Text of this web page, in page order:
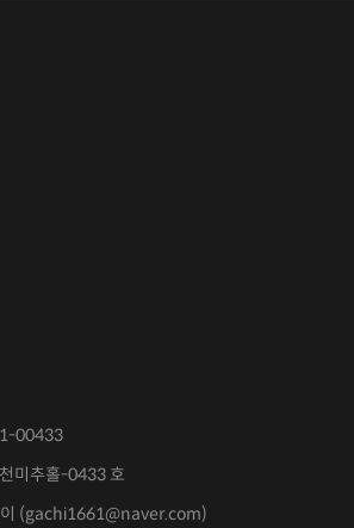
00433
미추홀-0433 호
이 (gachi1661@naver.com)